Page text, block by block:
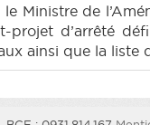
Ministre de
d’arrêté
ainsi que la liste